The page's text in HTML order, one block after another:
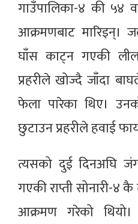
गाउँपालिका-४ की ५४
आक्रमणबाट मारिइन्।
घाँस काट्न गएकी
प्रहरीले खोज्दै जाँदा
फेला पारेका थिए।
छुटाउन प्रहरीले हवाई
त्यसको दुई दिनअघि
गएकी राप्ती सोनारी-४
आक्रमण गरेको